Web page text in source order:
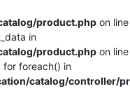
product.php on line
in
product.php on line
for foreach() in
catalog/controller/